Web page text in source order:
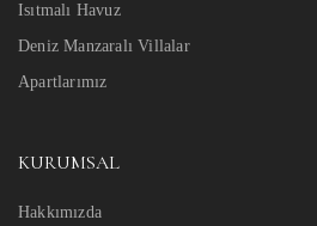
Isıtmalı Havuz
Deniz Manzaralı Villalar
Apartlarımız
KURUMSAL
Hakkımızda